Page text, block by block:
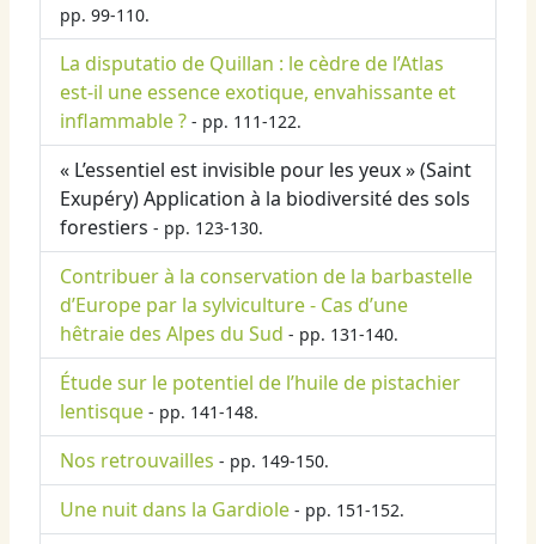
pp. 99-110.
La disputatio de Quillan : le cèdre de l’Atlas
est-il une essence exotique, envahissante et
inflammable ? - pp. 111-122.
« L’essentiel est invisible pour les yeux » (Saint
Exupéry) Application à la biodiversité des sols
forestiers - pp. 123-130.
Contribuer à la conservation de la barbastelle
d’Europe par la sylviculture - Cas d’une
hêtraie des Alpes du Sud - pp. 131-140.
Étude sur le potentiel de l’huile de pistachier
lentisque - pp. 141-148.
Nos retrouvailles - pp. 149-150.
Une nuit dans la Gardiole - pp. 151-152.